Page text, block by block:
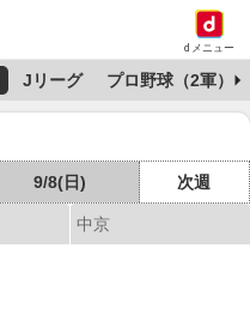
dメニュー
Jリーグ プロ野球（2軍）
9/8(日) 次週
中京